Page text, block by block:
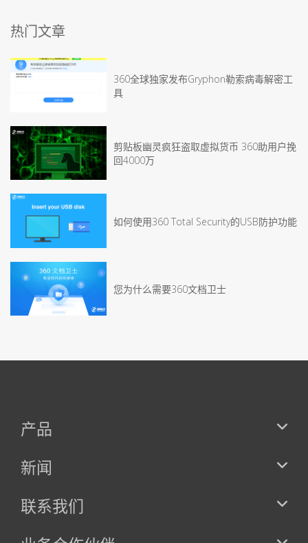
热门文章
360全球独家发布Gryphon勒索病毒解密工
具
剪贴板幽灵疯狂盗取虚拟货币 360助用户挽
回4000万
如何使用360 Total Security的USB防护功能
您为什么需要360文档卫士
产品
新闻
联系我们